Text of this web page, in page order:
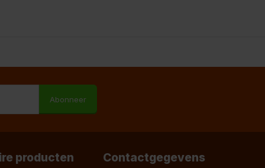
Abonneer
producten Contactgegevens